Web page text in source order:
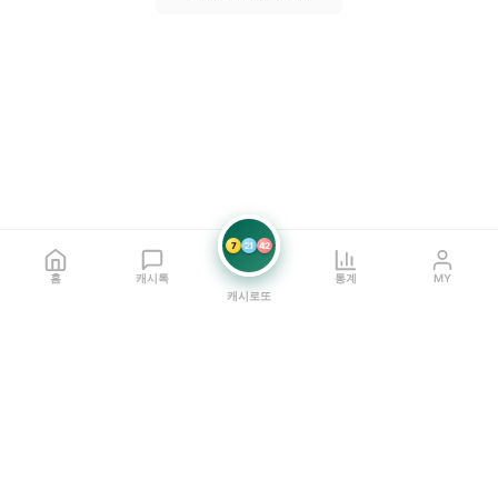
홈 캐시톡
7 21 42
캐시로또
통계 MY